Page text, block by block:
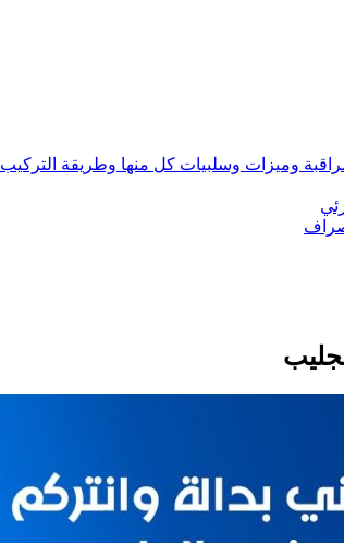
وميزات وسلبيات كل منها وطريقة التركيب